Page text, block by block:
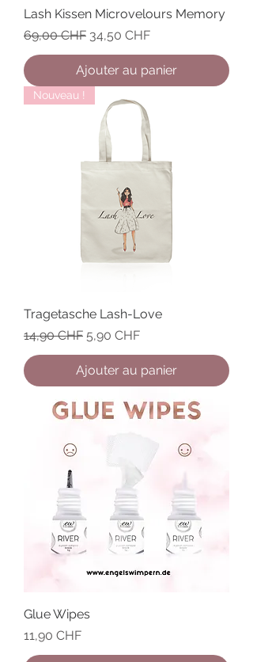
Lash Kissen Microvelours Memory
Prix original
69,00 CHF Prix promotionnel
34,50 CHF
Ajouter au panier
Nouveau !
Tragetasche Lash-Love
Prix original
14,90 CHF Prix promotionnel
5,90 CHF
Ajouter au panier
Glue Wipes
Prix
11,90 CHF